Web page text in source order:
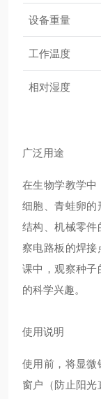
设备重量
工作温度
相对湿度
广泛用途
在生物学教学中
细胞、青蛙卵的
结构、机械零件
察电路板的焊接
课中，观察种子
的科学兴趣。
使用说明
使用前，将显微
窗户（防止阳